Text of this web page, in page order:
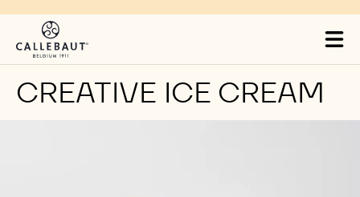
CREATIVE ICE CREAM